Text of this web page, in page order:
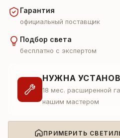
Гарантия
официальный поставщик
Подбор света
бесплатно с экспертом
НУЖНА
18 мес. расширенной
нашим мастером
ПРИМЕРИТЬ